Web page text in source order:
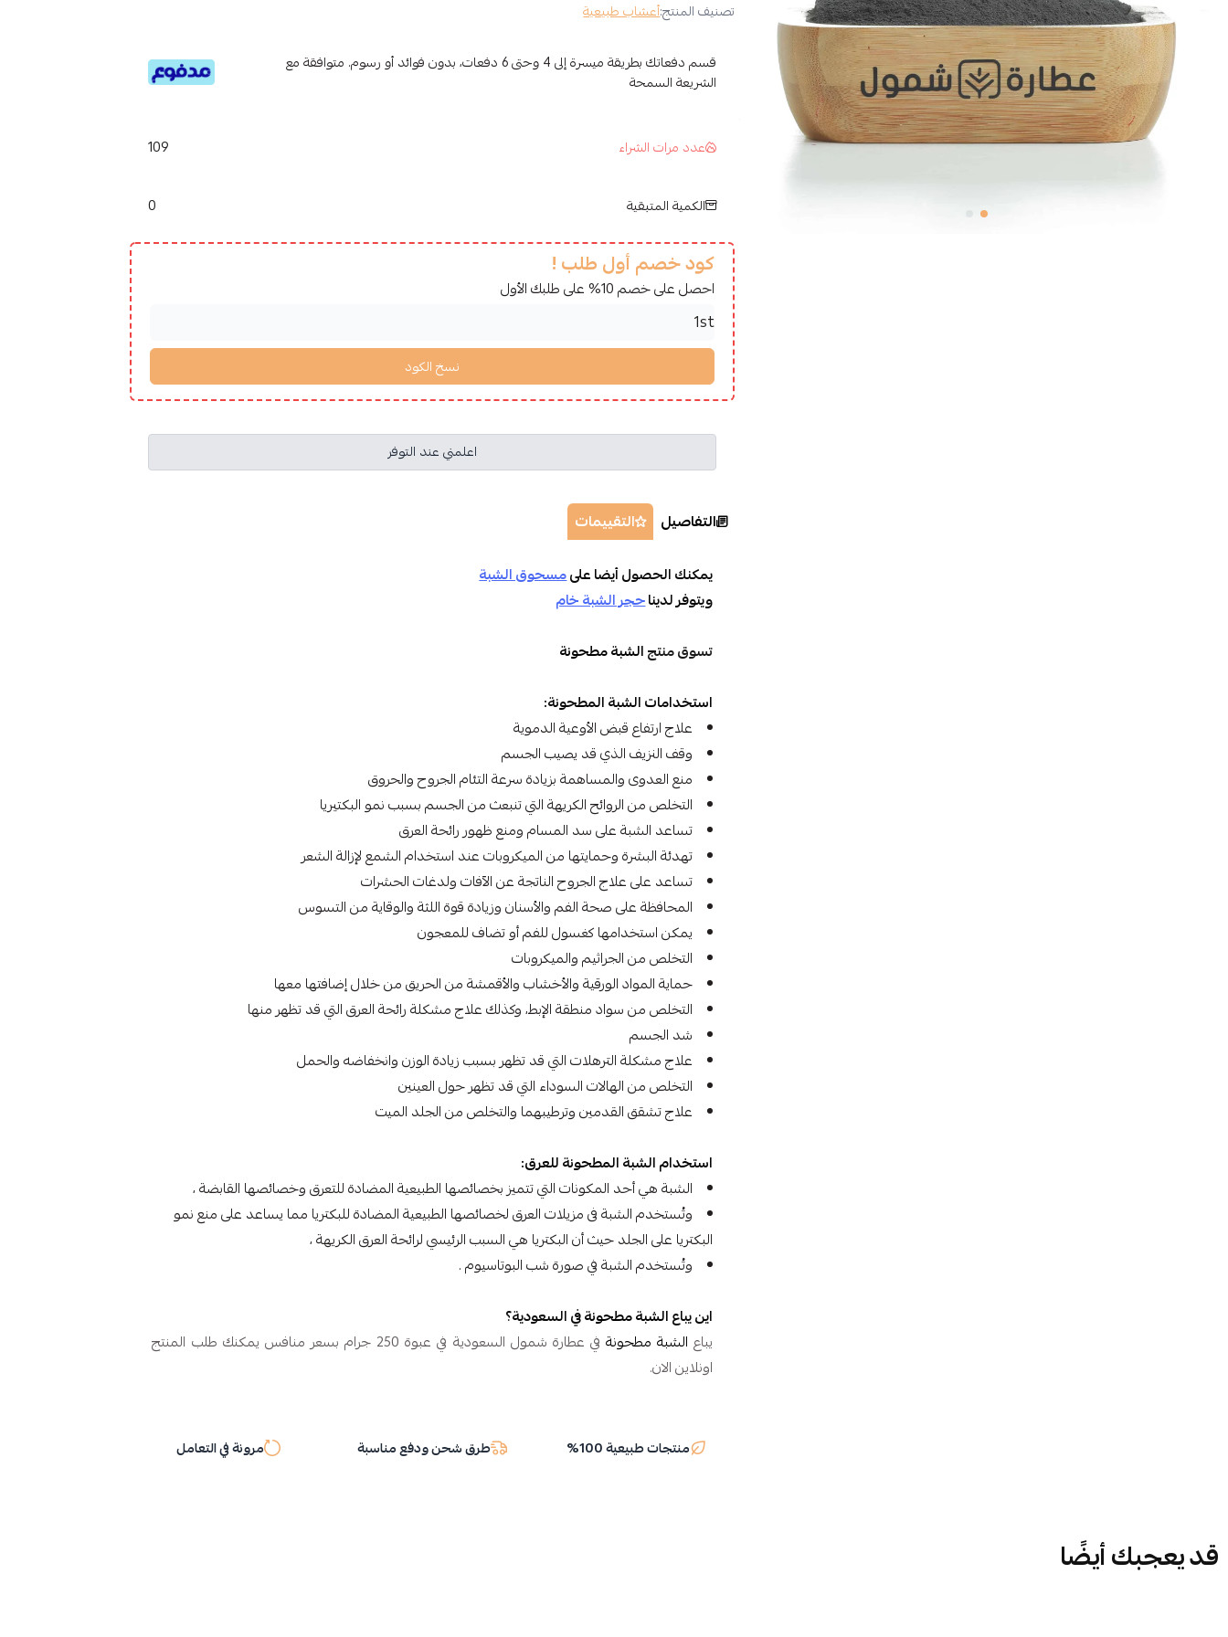
تصنيف المنتج:أعشاب طبيعية
قسم دفعاتك بطريقة ميسرة إلى 4 وحتى 6 دفعات، بدون فوائد أو رسوم. متوافقة مع
الشريعة السمحة
عدد مرات الشراء 109
الكمية المتبقية 0
كود خصم أول طلب !
احصل على خصم 10% على طلبك الأول
اعلمني عند التوفر
التفاصيل التقييمات
يمكنك الحصول أيضا علىمسحوق الشبة
ويتوفر لديناحجر الشبة خام
تسوق منتجالشبة مطحونة
استخدامات الشبة المطحونة:
علاج ارتفاع قبض الأوعية الدموية
وقف النزيف الذي قد يصيب الجسم
منع العدوى والمساهمة بزيادة سرعة التئام الجروح والحروق
التخلص من الروائح الكريهة التي تنبعث من الجسم بسبب نمو البكتيريا
تساعد الشبة على سد المسام ومنع ظهور رائحة العرق
تهدئة البشرة وحمايتها من الميكروبات عند استخدام الشمع لإزالة الشعر
تساعد على علاج الجروح الناتجة عن الآفات ولدغات الحشرات
المحافظة على صحة الفم والأسنان وزيادة قوة اللثة والوقاية من التسوس
يمكن استخدامها كغسول للفم أو تضاف للمعجون
التخلص من الجراثيم والميكروبات
حماية المواد الورقية والأخشاب والأقمشة من الحريق من خلال إضافتها معها
التخلص من سواد منطقة الإبط، وكذلك علاج مشكلة رائحة العرق التي قد تظهر منها
شد الجسم
علاج مشكلة الترهلات التي قد تظهر بسبب زيادة الوزن وانخفاضه والحمل
التخلص من الهالات السوداء التي قد تظهر حول العينين
علاج تشقق القدمين وترطيبهما والتخلص من الجلد الميت
استخدام الشبة المطحونة للعرق:
الشبة هي أحد المكونات التي تتميز بخصائصها الطبيعية المضادة للتعرق وخصائصها القابضة ،
وتُستخدم الشبة فى مزيلات العرق لخصائصها الطبيعية المضادة للبكتريا مما يساعد على منع نمو
البكتريا على الجلد حيث أن البكتريا هي السبب الرئيسي لرائحة العرق الكريهة ،
وتُستخدم الشبة في صورة شب البوتاسيوم .
اين يباعالشبة مطحونةفي السعودية؟
يباع الشبة مطحونة
في عطارة شمول السعودية في عبوة 250 جرام بسعر منافس يمكنك طلب المنتج
اونلاين الان.
منتجات طبيعية 100% طرق شحن ودفع مناسبة مرونة في التعامل
قد يعجبك أيضًا